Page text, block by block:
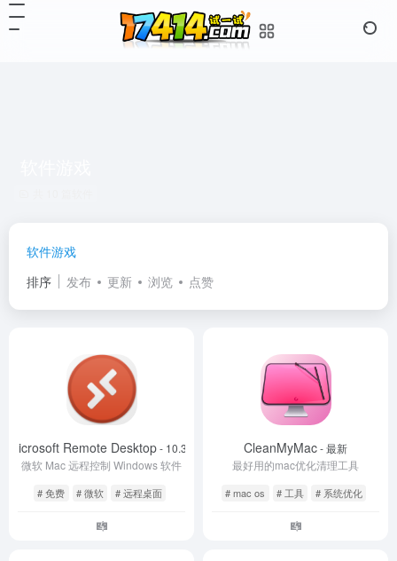
软件游戏
排序
发布 更新 浏览 点赞
Microsoft Remote Desktop- 10.3.9
微软 Mac 远程控制 Windows 软件
# 免费 # 微软 # 远程桌面
CleanMyMac- 最新
最好用的mac优化清理工具
# mac os # 工具 # 系统优化